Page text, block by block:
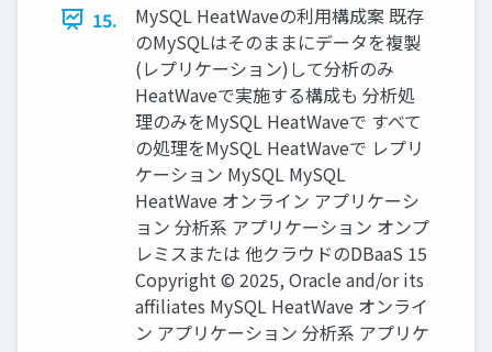
15.
MySQL HeatWaveの利用構成案 既存
のMySQLはそのままにデータを複製
(レプリケーション)して分析のみ
HeatWaveで実施する構成も 分析処
理のみをMySQL HeatWaveで すべて
の処理をMySQL HeatWaveで レプリ
ケーション MySQL MySQL
HeatWave オンライン アプリケーシ
ョン 分析系 アプリケーション オンプ
レミスまたは 他クラウドのDBaaS 15
Copyright © 2025, Oracle and/or its
affiliates MySQL HeatWave オンライ
ン アプリケーション 分析系 アプリケ